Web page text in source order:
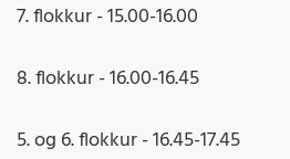
7. flokkur - 15.00-16.00
8. flokkur - 16.00-16.45
5. og 6. flokkur - 16.45-17.45